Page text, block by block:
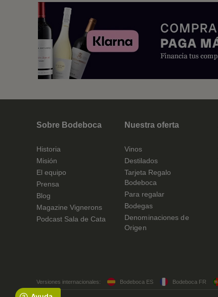
Sobre Bodeboca
Historia
Misión
El equipo
Prensa
Blog
Magazine Vignerons
Podcast Sala de Cata
Nuestra oferta
Vinos
Destilados
Tarjeta Regalo
Bodeboca
Para regalar
Bodegas
Denominaciones de
Origen
Versiones internacionales: Bodeboca ES Bodeboca FR